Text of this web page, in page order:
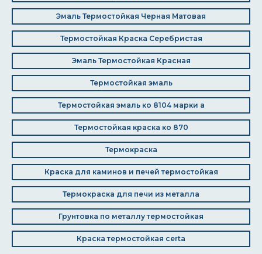
Эмаль Термостойкая Черная Матовая
Термостойкая Краска Серебристая
Эмаль Термостойкая Красная
Термостойкая эмаль
Термостойкая эмаль ко 8104 марки а
Термостойкая краска ко 870
Термокраска
Краска для каминов и печей термостойкая
Термокраска для печи из металла
Грунтовка по металлу термостойкая
Краска термостойкая certa